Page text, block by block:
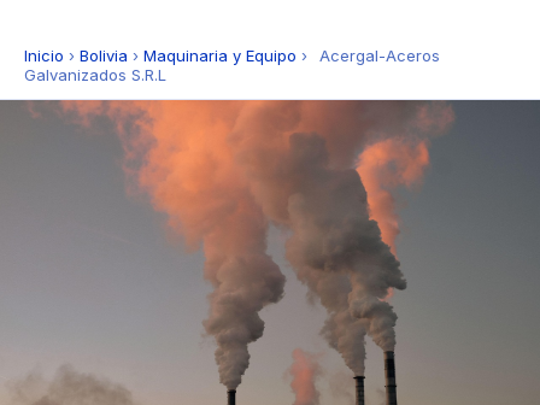
Inicio › Bolivia › Maquinaria y Equipo ›
Acergal-Aceros
Galvanizados S.R.L